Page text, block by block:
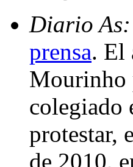
Diario As:
prensa. El
Mourinho
colegiado
protestar,
de 2010,